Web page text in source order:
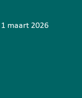
maart 2026